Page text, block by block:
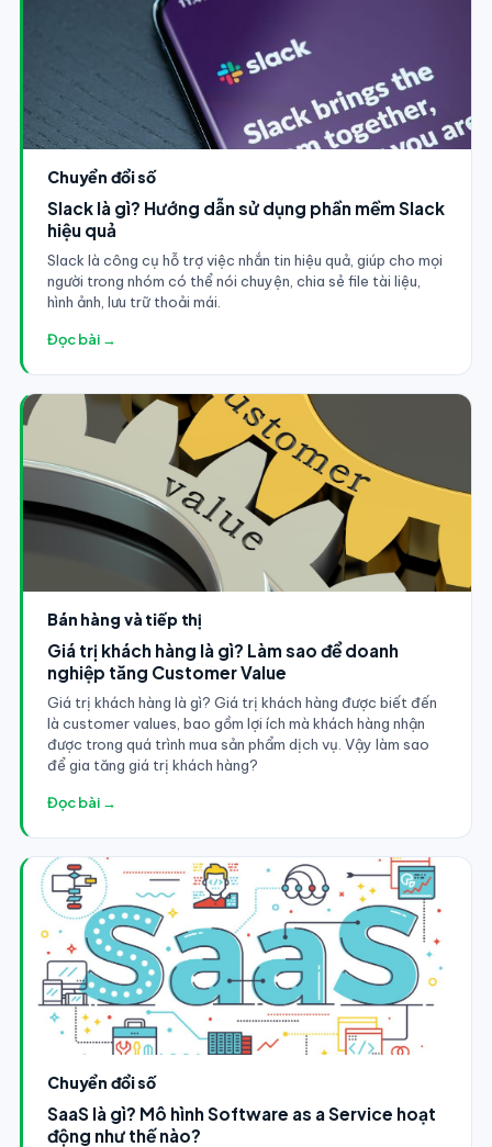
Chuyển đổi số
Slack là gì? Hướng dẫn sử dụng phần mềm Slack
hiệu quả
Slack là công cụ hỗ trợ việc nhắn tin hiệu quả, giúp cho mọi
người trong nhóm có thể nói chuyện, chia sẻ file tài liệu,
hình ảnh, lưu trữ thoải mái.
Đọc bài →
Bán hàng và tiếp thị
Giá trị khách hàng là gì? Làm sao để doanh
nghiệp tăng Customer Value
Giá trị khách hàng là gì? Giá trị khách hàng được biết đến
là customer values, bao gồm lợi ích mà khách hàng nhận
được trong quá trình mua sản phẩm dịch vụ. Vậy làm sao
để gia tăng giá trị khách hàng?
Đọc bài →
Chuyển đổi số
SaaS là gì? Mô hình Software as a Service hoạt
động như thế nào?